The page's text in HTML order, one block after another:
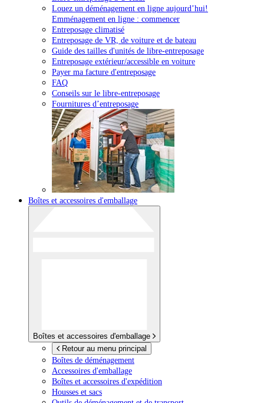
Louez un déménagement en ligne aujourd’hui!
Emménagement en ligne : commencer
Entreposage climatisé
Entreposage de VR, de voiture et de bateau
Guide des tailles d'unités de libre-entreposage
Entreposage extérieur/accessible en voiture
Payer ma facture d'entreposage
FAQ
Conseils sur le libre-entreposage
Fournitures d’entreposage
Boîtes et accessoires d'emballage
Boîtes et accessoires d'emballage
Retour au menu principal
Boîtes de déménagement
Accessoires d'emballage
Boîtes et accessoires d'expédition
Housses et sacs